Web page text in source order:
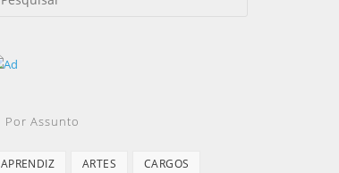
Por Assunto
APRENDIZ ARTES CARGOS